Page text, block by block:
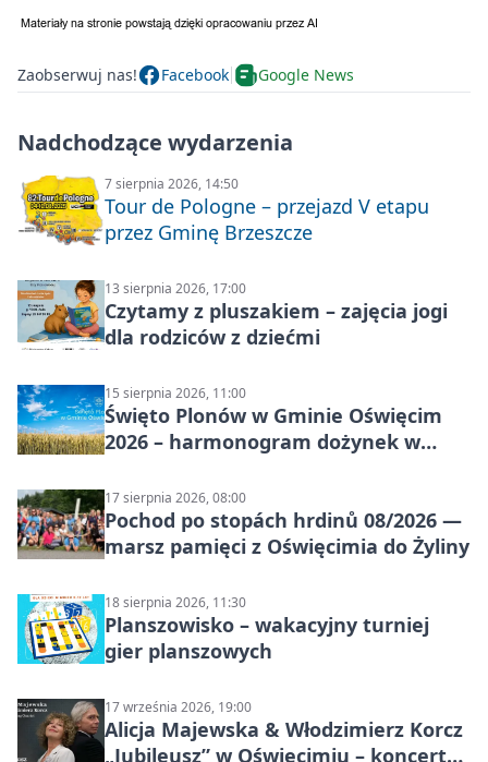
Zaobserwuj nas! Facebook Google News
Nadchodzące wydarzenia
7 sierpnia 2026, 14:50
Tour de Pologne – przejazd V etapu
przez Gminę Brzeszcze
13 sierpnia 2026, 17:00
Czytamy z pluszakiem – zajęcia jogi
dla rodziców z dziećmi
15 sierpnia 2026, 11:00
Święto Plonów w Gminie Oświęcim
2026 – harmonogram dożynek w
17 sierpnia 2026, 08:00
Pochod po stopách hrdinů 08/2026 —
marsz pamięci z Oświęcimia do Żyliny
18 sierpnia 2026, 11:30
Planszowisko – wakacyjny turniej
gier planszowych
17 września 2026, 19:00
Alicja Majewska & Włodzimierz Korcz
„Jubileusz” w Oświęcimiu – koncert